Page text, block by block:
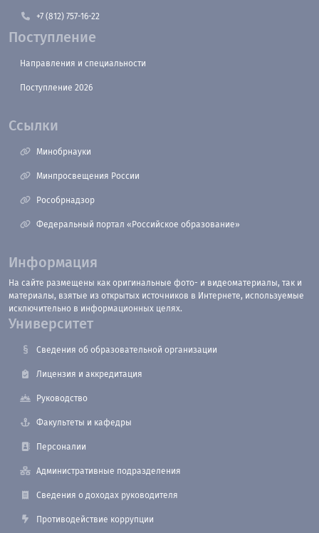
+7 (812) 757-16-22
Поступление
Направления и специальности
Поступление 2026
Ссылки
Минобрнауки
Минпросвещения России
Рособрнадзор
Федеральный портал «Российское образование»
Информация
На сайте размещены как оригинальные фото- и видеоматериалы, так и
материалы, взятые из открытых источников в Интернете, используемые
исключительно в информационных целях.
Университет
Сведения об образовательной организации
Лицензия и аккредитация
Руководство
Факультеты и кафедры
Персоналии
Административные подразделения
Сведения о доходах руководителя
Противодействие коррупции